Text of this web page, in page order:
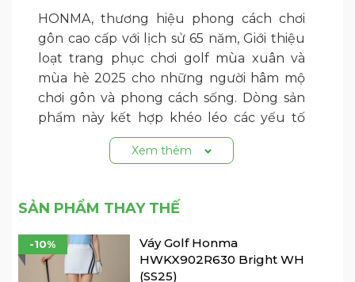
HONMA, thương hiệu phong cách chơi
gôn cao cấp với lịch sử 65 năm, Giới thiệu
loạt trang phục chơi golf mùa xuân và
mùa hè 2025 cho những người hâm mộ
chơi gôn và phong cách sống. Dòng sản
phẩm này kết hợp khéo léo các yếu tố
thiết kế vượt thời gian, Bản chất của các
xu hướng luôn thay đổi và các chức năng
tuyệt vời giữa phong cách hiện đại và
trang phục thể thao cao cấp đương đại.
Trong loạt quần áo chơi golfxuân hè
HONMA 2025, những đường nét thanh
Xem thêm
SẢN PHẨM THAY THẾ
Váy Golf Honma
HWKX902R630 Bright WH
(SS25)
-10%